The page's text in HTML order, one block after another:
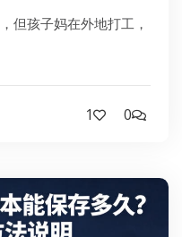
但孩子妈在外地打工，
1 0